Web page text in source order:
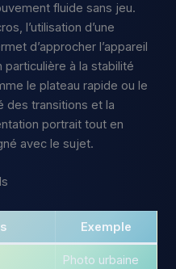
fluide sans jeu.
l’utilisation d’une
d’approcher l’appareil
à la stabilité
le plateau rapide ou le
des transitions et la
portrait tout en
avec le sujet.
Exemple
Photo urbaine